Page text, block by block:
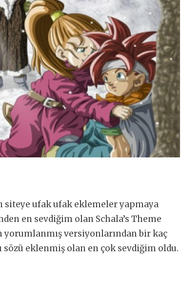
siteye ufak ufak eklemeler yapmaya
en sevdiğim olan Schala’s Theme
yorumlanmış versiyonlarından bir kaç
eklenmiş olan en çok sevdiğim oldu.